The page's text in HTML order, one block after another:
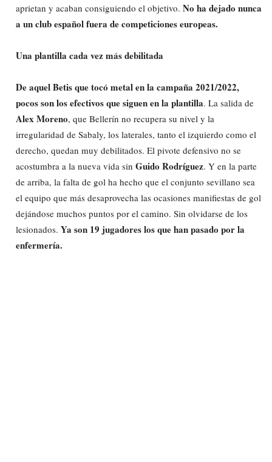
aprietan y acaban consiguiendo el objetivo. No ha dejado nunca
a un club español fuera de competiciones europeas.
Una plantilla cada vez más debilitada
De aquel Betis que tocó metal en la campaña 2021/2022,
pocos son los efectivos que siguen en la plantilla. La salida de
Alex Moreno, que Bellerín no recupera su nivel y la
irregularidad de Sabaly, los laterales, tanto el izquierdo como el
derecho, quedan muy debilitados. El pivote defensivo no se
acostumbra a la nueva vida sin Guido Rodríguez. Y en la parte
de arriba, la falta de gol ha hecho que el conjunto sevillano sea
el equipo que más desaprovecha las ocasiones manifiestas de gol
dejándose muchos puntos por el camino. Sin olvidarse de los
lesionados. Ya son 19 jugadores los que han pasado por la
enfermería.